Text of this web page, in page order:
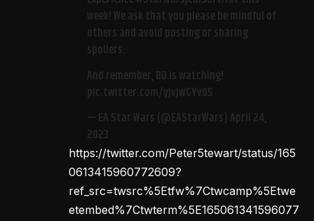
https://twitter.com/Peter5tewart/status/165
0613415960772609?
ref_src=twsrc%5Etfw%7Ctwcamp%5Etwe
etembed%7Ctwterm%5E165061341596077